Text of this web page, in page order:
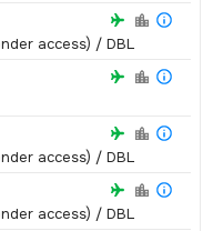
access) / DBL
access) / DBL
access) / DBL